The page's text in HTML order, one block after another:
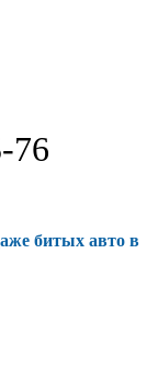
76
битых авто в